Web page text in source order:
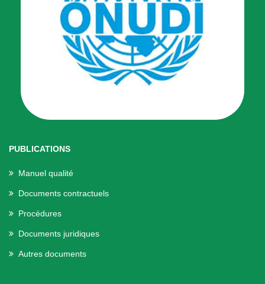
PUBLICATIONS
Manuel qualité
Documents contractuels
Procédures
Documents juridiques
Autres documents